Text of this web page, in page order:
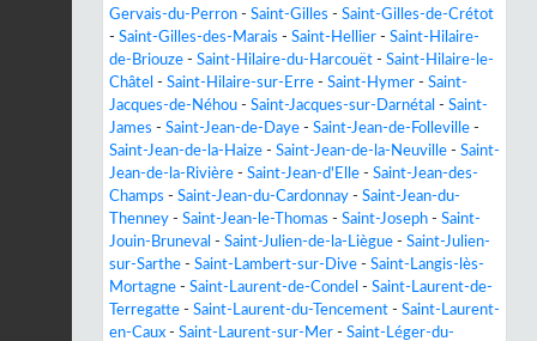
Gervais-du-Perron - Saint-Gilles - Saint-Gilles-de-Crétot
- Saint-Gilles-des-Marais - Saint-Hellier - Saint-Hilaire-
de-Briouze - Saint-Hilaire-du-Harcouët - Saint-Hilaire-le-
Châtel - Saint-Hilaire-sur-Erre - Saint-Hymer - Saint-
Jacques-de-Néhou - Saint-Jacques-sur-Darnétal - Saint-
James - Saint-Jean-de-Daye - Saint-Jean-de-Folleville -
Saint-Jean-de-la-Haize - Saint-Jean-de-la-Neuville - Saint-
Jean-de-la-Rivière - Saint-Jean-d'Elle - Saint-Jean-des-
Champs - Saint-Jean-du-Cardonnay - Saint-Jean-du-
Thenney - Saint-Jean-le-Thomas - Saint-Joseph - Saint-
Jouin-Bruneval - Saint-Julien-de-la-Liègue - Saint-Julien-
sur-Sarthe - Saint-Lambert-sur-Dive - Saint-Langis-lès-
Mortagne - Saint-Laurent-de-Condel - Saint-Laurent-de-
Terregatte - Saint-Laurent-du-Tencement - Saint-Laurent-
en-Caux - Saint-Laurent-sur-Mer - Saint-Léger-du-